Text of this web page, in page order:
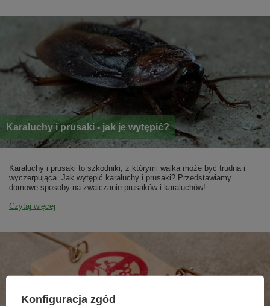
Karaluchy i prusaki - jak je wytępić?
Karaluchy i prusaki to szkodniki, z którymi walka może być trudna i
wyczerpująca. Jak wytępić karaluchy i prusaki? Przedstawiamy
domowe sposoby na zwalczanie prusaków i karaluchów!
Czytaj więcej
Konfiguracja zgód